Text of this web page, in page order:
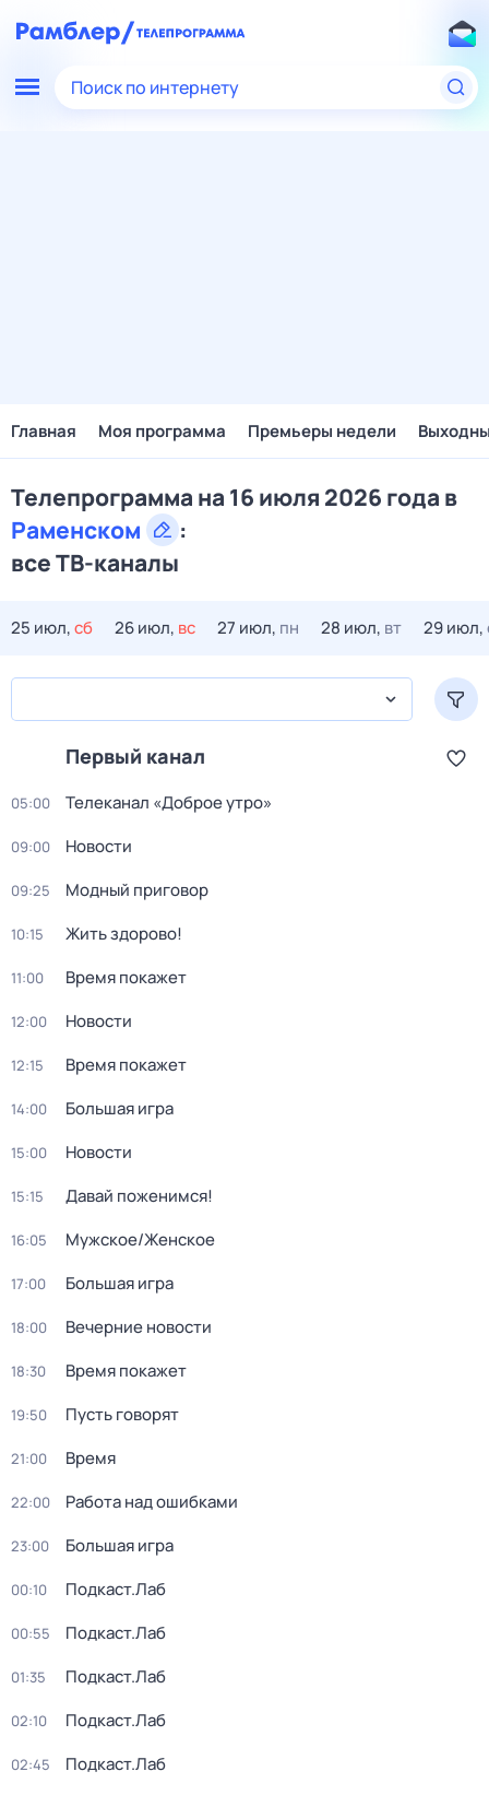
Поиск по интернету
Главная Моя программа Премьеры недели
Телепрограмма на 16 июля 2026 года в
Раменском
:
все ТВ-каналы
25 июл,сб 26 июл, вс 27 июл, пн 28 июл, вт 29 июл,
Первый канал
05:00 Телеканал «Доброе утро»
09:00 Новости
09:25 Модный приговор
10:15 Жить здорово!
11:00 Время покажет
12:00 Новости
12:15 Время покажет
14:00 Большая игра
15:00 Новости
15:15 Давай поженимся!
16:05 Мужское/Женское
17:00 Большая игра
18:00 Вечерние новости
18:30 Время покажет
19:50 Пусть говорят
21:00 Время
22:00 Работа над ошибками
23:00 Большая игра
00:10 Подкаст.Лаб
00:55 Подкаст.Лаб
01:35 Подкаст.Лаб
02:10 Подкаст.Лаб
02:45 Подкаст.Лаб